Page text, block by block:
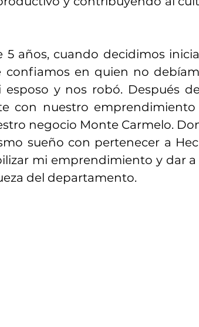
5 años, cuando decidimos
confiamos en quien no
y nos robó. Después
con nuestro
negocio Monte Carmelo.
sueño con pertenecer a
mi emprendimiento y dar
del departamento.